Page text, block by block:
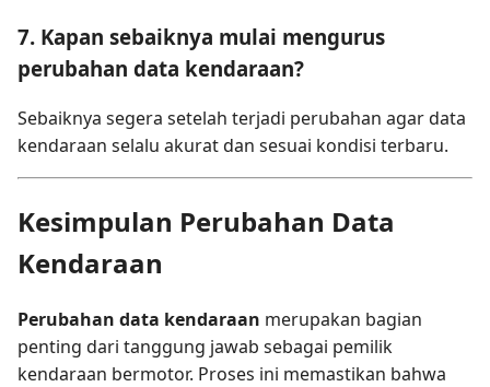
7. Kapan sebaiknya mulai mengurus
perubahan data kendaraan?
Sebaiknya segera setelah terjadi perubahan agar data
kendaraan selalu akurat dan sesuai kondisi terbaru.
Kesimpulan Perubahan Data
Kendaraan
Perubahan data kendaraan merupakan bagian
penting dari tanggung jawab sebagai pemilik
kendaraan bermotor. Proses ini memastikan bahwa